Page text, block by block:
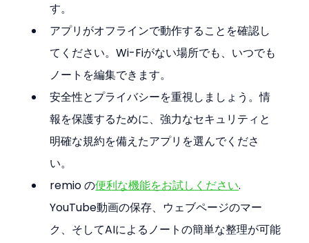
す。
アプリがオフラインで動作することを確認し
てください。Wi-Fiがない場所でも、いつでも
ノートを編集できます。
安全性とプライバシーを重視しましょう。情
報を保護するために、強力なセキュリティと
明確な規約を備えたアプリを選んでくださ
い。
remio の便利な機能をお試しください.
YouTube動画の保存、ウェブページのマー
ク、そしてAIによるノートの簡単な整理が可能